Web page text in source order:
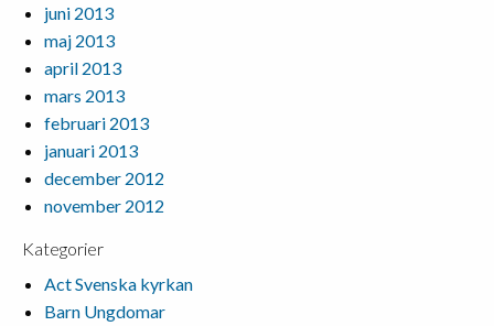
juni 2013
maj 2013
april 2013
mars 2013
februari 2013
januari 2013
december 2012
november 2012
Kategorier
Act Svenska kyrkan
Barn Ungdomar